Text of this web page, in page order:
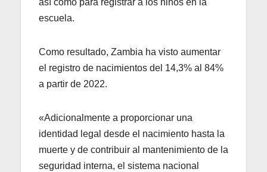
así como para registrar a los niños en la
escuela.
Como resultado, Zambia ha visto aumentar
el registro de nacimientos del 14,3% al 84%
a partir de 2022.
«Adicionalmente a proporcionar una
identidad legal desde el nacimiento hasta la
muerte y de contribuir al mantenimiento de la
seguridad interna, el sistema nacional